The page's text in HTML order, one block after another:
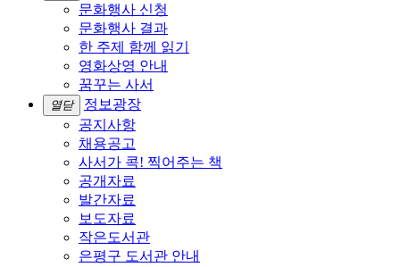
문화행사 신청
문화행사 결과
한 주제 함께 읽기
영화상영 안내
꿈꾸는 사서
열닫
정보광장
공지사항
채용공고
사서가 콕! 찍어주는 책
공개자료
발간자료
보도자료
작은도서관
은평구 도서관 안내